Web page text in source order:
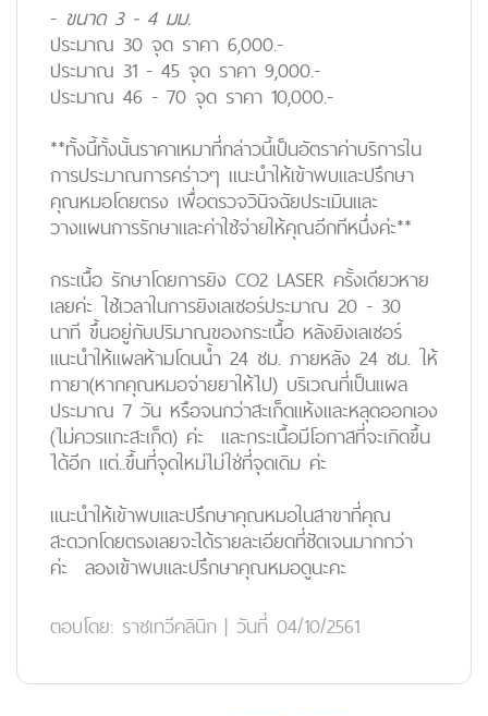
- ขนาด 3 - 4 มม.
ประมาณ 30 จุด ราคา 6,000.-
ประมาณ 31 - 45 จุด ราคา 9,000.-
ประมาณ 46 - 70 จุด ราคา 10,000.-
**ทั้งนี้ทั้งนั้นราคาเหมาที่กล่าวนี้เป็นอัตราค่าบริการใน
การประมาณการคร่าวๆ แนะนำให้เข้าพบและปรึกษา
คุณหมอโดยตรง เพื่อตรวจวินิจฉัยประเมินและ
วางแผนการรักษาและค่าใช้จ่ายให้คุณอีกทีหนึ่งค่ะ**
กระเนื้อ รักษาโดยการยิง CO2 LASER ครั้งเดียวหาย
เลยค่ะ ใช้เวลาในการยิงเลเซอร์ประมาณ 20 - 30
นาที ขึ้นอยู่กับปริมาณของกระเนื้อ หลังยิงเลเซอร์
แนะนำให้แผลห้ามโดนน้ำ 24 ชม. ภายหลัง 24 ชม. ให้
ทายา(หากคุณหมอจ่ายยาให้ไป) บริเวณที่เป็นแผล
ประมาณ 7 วัน หรือจนกว่าสะเก็ดแห้งและหลุดออกเอง
(ไม่ควรแกะสะเก็ด) ค่ะ และกระเนื้อมีโอกาสที่จะเกิดขึ้น
ได้อีก แต่..ขึ้นที่จุดใหม่ไม่ใช่ที่จุดเดิม ค่ะ
แนะนำให้เข้าพบและปรึกษาคุณหมอในสาขาที่คุณ
สะดวกโดยตรงเลยจะได้รายละเอียดที่ชัดเจนมากกว่า
ค่ะ ลองเข้าพบและปรึกษาคุณหมอดูนะคะ
ตอบโดย: ราชเทวีคลินิก | วันที่ 04/10/2561